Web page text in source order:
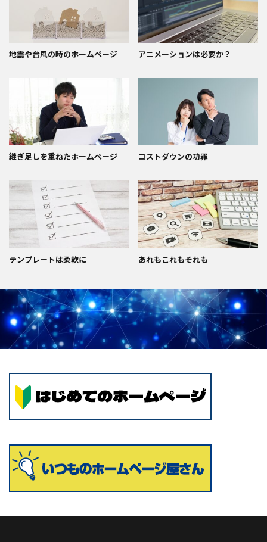
地震や台風の時のホームページ アニメーションは必要か？
継ぎ足しを重ねたホームページ コストダウンの功罪
テンプレートは柔軟に あれもこれもそれも